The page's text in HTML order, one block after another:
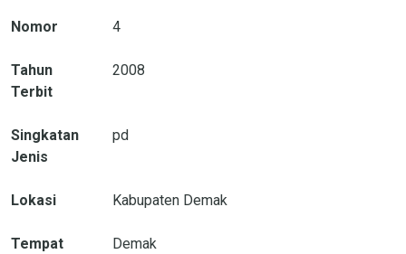
Nomor 4
Tahun
Terbit
2008
Singkatan
Jenis
pd
Lokasi Kabupaten Demak
Tempat
Demak